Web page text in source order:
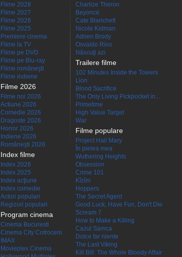
Filme 2028
Filme 2027
Filme 2026
Filme 2025
Premiere cinema
Filme la TV
Filme pe DVD
Filme pe Blu-ray
Filme româneşti
Filme indiene
Filme 2026
Filme noi 2026
Actiune 2026
Comedie 2026
Dragoste 2026
Horror 2026
Indiene 2026
Româneşti 2026
Index filme
Index 2026
Index 2025
Index acţiune
Index comedie
Actori populari
Regizori populari
Program cinema
Cinema Bucuresti
Cinema City Cotroceni
IMAX
Movieplex Cinema
Charlize Theron
Beyoncé
Cate Blanchett
Nicole Kidman
Adrien Brody
Osvaldo Ríos
Născuţi azi
Trailere filme
102 Minutes Inside the Towers
Lion
Blood Sacrifice
The Only Living Pickpocket in...
Primetime
High Value Target
War
Filme populare
Project Hail Mary
În pielea mea
Wuthering Heights
Obsession
Crime 101
Kîzîm
Hoppers
The Secret Agent
Good Luck, Have Fun, Don't Die
Scream 7
How to Make a Killing
Cazul Samca
Dolce far niente
The Last Viking
Kill Bill: The Whole Bloody Affair